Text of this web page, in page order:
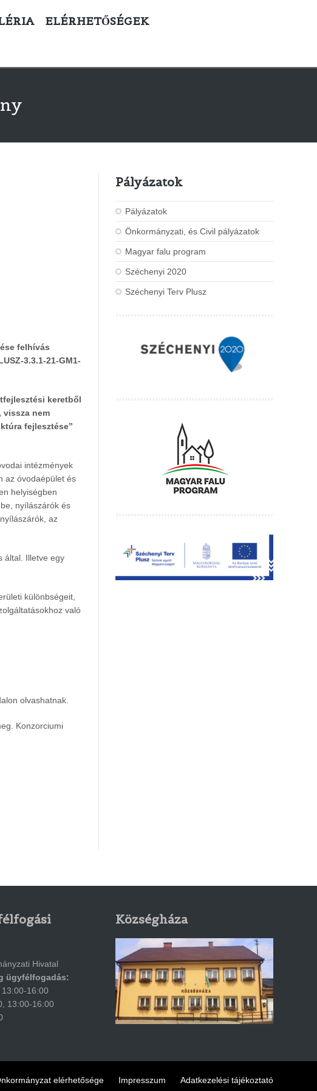
ELÉRHETŐSÉGEK
felhívás
3.3.1-21-GM1-
keretből
vissza nem
fejlesztése”
intézmények
az óvodaépület és
helyiségben
nyílászárók és
az
által. Illetve egy
különbségeit,
való
olvashatnak.
Konzorciumi
Pályázatok
Pályázatok
Önkormányzati, és Civil pályázatok
Magyar falu program
Széchenyi 2020
Széchenyi Terv Plusz
Hivatal
ügyfélfogadás:
16:00
13:00-16:00
Községháza
elérhetősége Impresszum Adatkezelési tájékoztató